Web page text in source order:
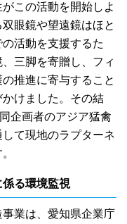
この活動を開始しよ
眼鏡や望遠鏡はほと
活動を支援するた
三脚を寄贈し、フィ
推進に寄与すること
けました。その結
企画者のアジア猛禽
て現地のラプターネ
係る環境監視
業は、愛知県企業庁